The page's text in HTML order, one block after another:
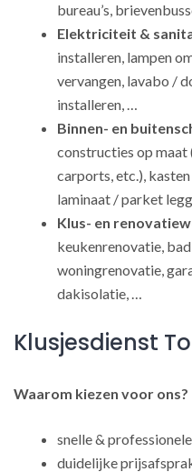
bureau’s,
Elektriciteit &
installeren, lampen
vervangen, lavabo /
installeren, …
Binnen- en
constructies op maat
carports, etc.),
laminaat / parket
Klus- en
keukenrenovatie,
woningrenovatie,
dakisolatie, …
Klusjesdienst
Waarom kiezen voor ons?
snelle &
duidelijke